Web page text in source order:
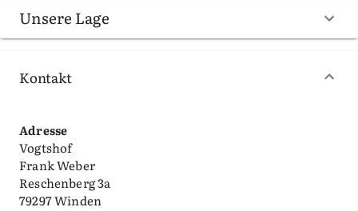
Unsere Lage
Kontakt
Adresse
Vogtshof
Frank Weber
Reschenberg 3a
79297 Winden